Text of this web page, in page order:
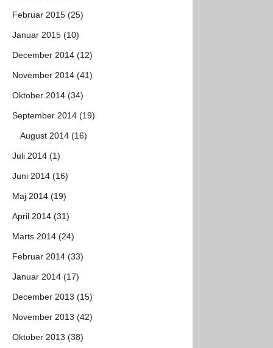
Februar 2015 (25)
Januar 2015 (10)
December 2014 (12)
November 2014 (41)
Oktober 2014 (34)
September 2014 (19)
August 2014 (16)
Juli 2014 (1)
Juni 2014 (16)
Maj 2014 (19)
April 2014 (31)
Marts 2014 (24)
Februar 2014 (33)
Januar 2014 (17)
December 2013 (15)
November 2013 (42)
Oktober 2013 (38)